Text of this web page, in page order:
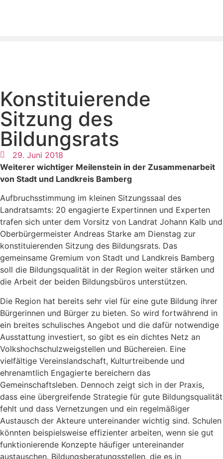
Konstituierende
Sitzung des
Bildungsrats
29. Juni 2018
Weiterer wichtiger Meilenstein in der Zusammenarbeit
von Stadt und Landkreis Bamberg
Aufbruchsstimmung im kleinen Sitzungssaal des
Landratsamts: 20 engagierte Expertinnen und Experten
trafen sich unter dem Vorsitz von Landrat Johann Kalb und
Oberbürgermeister Andreas Starke am Dienstag zur
konstituierenden Sitzung des Bildungsrats. Das
gemeinsame Gremium von Stadt und Landkreis Bamberg
soll die Bildungsqualität in der Region weiter stärken und
die Arbeit der beiden Bildungsbüros unterstützen.
Die Region hat bereits sehr viel für eine gute Bildung ihrer
Bürgerinnen und Bürger zu bieten. So wird fortwährend in
ein breites schulisches Angebot und die dafür notwendige
Ausstattung investiert, so gibt es ein dichtes Netz an
Volkshochschulzweigstellen und Büchereien. Eine
vielfältige Vereinslandschaft, Kulturtreibende und
ehrenamtlich Engagierte bereichern das
Gemeinschaftsleben. Dennoch zeigt sich in der Praxis,
dass eine übergreifende Strategie für gute Bildungsqualität
fehlt und dass Vernetzungen und ein regelmäßiger
Austausch der Akteure untereinander wichtig sind. Schulen
könnten beispielsweise effizienter arbeiten, wenn sie gut
funktionierende Konzepte häufiger untereinander
austauschen. Bildungsberatungsstellen, die es in